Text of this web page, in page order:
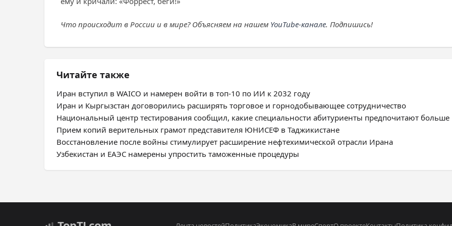
Что происходит в России и в мире? Объясняем на нашем YouTube-канале. Подпишись!
Читайте также
Иран вступил в WAICO и намерен войти в топ-10 по ИИ к 2032 году
Иран и Кыргызстан договорились расширять торговое и горнодобывающее сотрудничество
Национальный центр тестирования сообщил, какие специальности абитуриенты предпочитают больше
Прием копий верительных грамот представителя ЮНИСЕФ в Таджикистане
Восстановление после войны стимулирует расширение нефтехимической отрасли Ирана
Узбекистан и ЕАЭС намерены упростить таможенные процедуры